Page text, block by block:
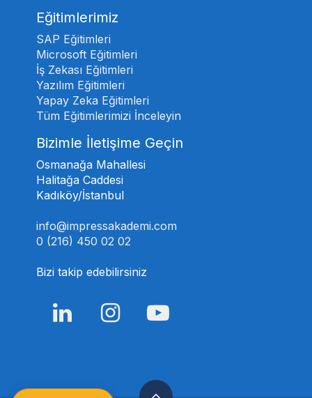
Eğitimlerimiz
SAP Eğitimleri
Microsoft Eğitimleri
İş Zekası Eğitimleri
Yazılım Eğitimleri
Yapay Zeka Eğitimleri
Tüm Eğitimlerimizi İnceleyin
Bizimle İletişime Geçin
Osmanağa Mahallesi
Halitağa Caddesi
Kadıköy/İstanbul
info@impressakademi.com
0 (216) 450 02 02
Bizi takip edebilirsiniz